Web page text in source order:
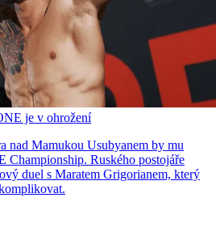
je v ohrožení
nad Mamukou Usubyanem by mu
Championship. Ruského postojáře
duel s Maratem Grigorianem, který